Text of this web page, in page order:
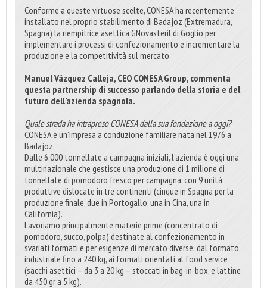
Conforme a queste virtuose scelte, CONESA ha recentemente
installato nel proprio stabilimento di Badajoz (Extremadura,
Spagna) la riempitrice asettica GNovasteril di Goglio per
implementare i processi di confezionamento e incrementare la
produzione e la competitività sul mercato.
Manuel Vázquez Calleja, CEO CONESA Group, commenta
questa partnership di successo parlando della storia e del
futuro dell’azienda spagnola.
Quale strada ha intrapreso CONESA dalla sua fondazione a oggi?
CONESA è un’impresa a conduzione familiare nata nel 1976 a
Badajoz.
Dalle 6.000 tonnellate a campagna iniziali, l’azienda è oggi una
multinazionale che gestisce una produzione di 1 milione di
tonnellate di pomodoro fresco per campagna, con 9 unità
produttive dislocate in tre continenti (cinque in Spagna per la
produzione finale, due in Portogallo, una in Cina, una in
California).
Lavoriamo principalmente materie prime (concentrato di
pomodoro, succo, polpa) destinate al confezionamento in
svariati formati e per esigenze di mercato diverse: dal formato
industriale fino a 240 kg, ai formati orientati al food service
(sacchi asettici – da 3 a 20 kg – stoccati in bag-in-box, e lattine
da 450 gr a 5 kg).